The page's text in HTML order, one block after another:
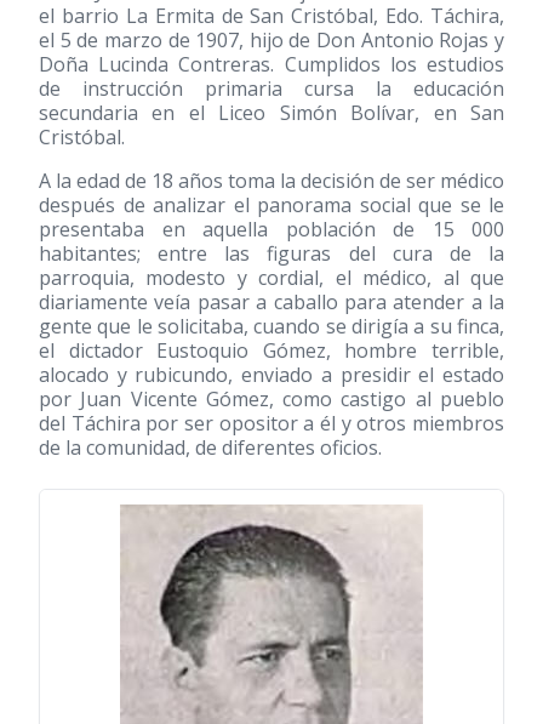
el barrio La Ermita de San Cristóbal, Edo. Táchira,
el 5 de marzo de 1907, hijo de Don Antonio Rojas y
Doña Lucinda Contreras. Cumplidos los estudios
de instrucción primaria cursa la educación
secundaria en el Liceo Simón Bolívar, en San
Cristóbal.
A la edad de 18 años toma la decisión de ser médico
después de analizar el panorama social que se le
presentaba en aquella población de 15 000
habitantes; entre las figuras del cura de la
parroquia, modesto y cordial, el médico, al que
diariamente veía pasar a caballo para atender a la
gente que le solicitaba, cuando se dirigía a su finca,
el dictador Eustoquio Gómez, hombre terrible,
alocado y rubicundo, enviado a presidir el estado
por Juan Vicente Gómez, como castigo al pueblo
del Táchira por ser opositor a él y otros miembros
de la comunidad, de diferentes oficios.